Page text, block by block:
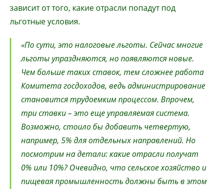
зависит от того, какие отрасли попадут под
льготные условия.
«По сути, это налоговые льготы. Сейчас многие
льготы упраздняются, но появляются новые.
Чем больше таких ставок, тем сложнее работа
Комитета госдоходов, ведь администрирование
становится трудоемким процессом. Впрочем,
три ставки – это еще управляемая система.
Возможно, стоило бы добавить четвертую,
например, 5% для отдельных направлений. Но
посмотрим на детали: какие отрасли получат
0% или 10%? Очевидно, что сельское хозяйство и
пищевая промышленность должны быть в этом